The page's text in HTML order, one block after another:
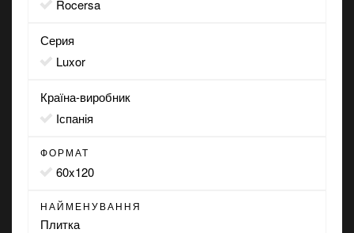
Rocersa
Серия
Luxor
Країна-виробник
Іспанія
ФОРМАТ
60x120
НАЙМЕНУВАННЯ
Плитка